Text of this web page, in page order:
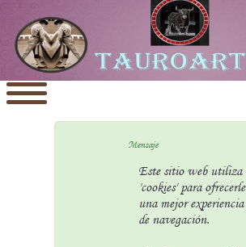
Mensaje
Este sitio web utiliza
'cookies' para ofrecerle
una mejor experiencia
de navegación.